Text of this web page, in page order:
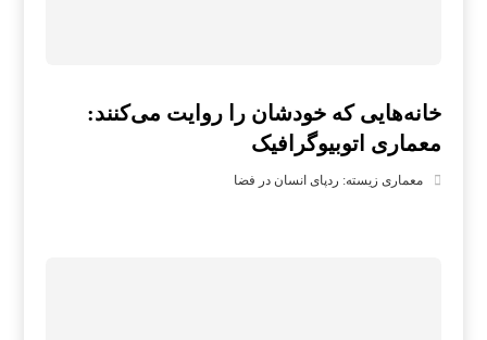
خانه‌هایی که خودشان را روایت می‌کنند:
معماری اتوبیوگرافیک
معماری زیسته: ردپای انسان در فضا